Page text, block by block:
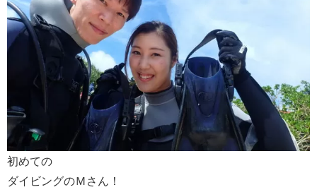
初めての
ダイビングのＭさん！